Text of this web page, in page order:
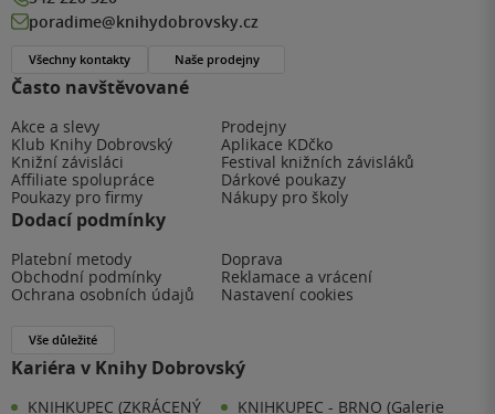
Často navštěvované
Akce a slevy
Prodejny
Klub Knihy Dobrovský
Aplikace KDčko
Knižní závisláci
Festival knižních závisláků
Affiliate spolupráce
Dárkové poukazy
Poukazy pro firmy
Nákupy pro školy
Dodací podmínky
Platební metody
Doprava
Obchodní podmínky
Reklamace a vrácení
Ochrana osobních údajů
Nastavení cookies
Vše důležité
Kariéra v Knihy Dobrovský
KNIHKUPEC (ZKRÁCENÝ
KNIHKUPEC - BRNO (Galerie
poradime@knihydobrovsky.cz
Všechny kontakty Naše prodejny